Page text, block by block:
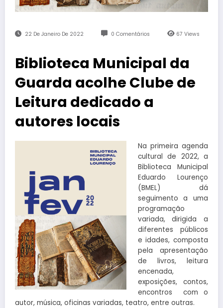
22 De Janeiro De 2022 0 Comentários 67Views
Biblioteca Municipal da
Guarda acolhe Clube de
Leitura dedicado a
autores locais
Na primeira agenda
cultural de 2022, a
Biblioteca Municipal
Eduardo Lourenço
(BMEL) dá
seguimento a uma
programação
variada, dirigida a
diferentes públicos
e idades, composta
pela apresentação
de livros, leitura
encenada,
exposições, contos,
encontros com o
autor, música, oficinas variadas, teatro, entre outras.